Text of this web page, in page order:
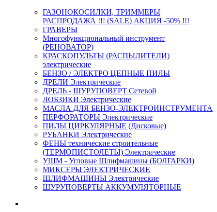
ГАЗОНОКОСИЛКИ, ТРИММЕРЫ
РАСПРОДАЖА !!! (SALE) АКЦИЯ -50% !!!
ГРАВЕРЫ
Многофункциональный инструмент
(РЕНОВАТОР)
КРАСКОПУЛЬТЫ (РАСПЫЛИТЕЛИ)
электрические
БЕНЗО / ЭЛЕКТРО ЦЕПНЫЕ ПИЛЫ
ДРЕЛИ Электрические
ДРЕЛЬ - ШУРУПОВЕРТ Сетевой
ЛОБЗИКИ Электрические
МАСЛА ДЛЯ БЕНЗО-ЭЛЕКТРОИНСТРУМЕНТА
ПЕРФОРАТОРЫ Электрические
ПИЛЫ ЦИРКУЛЯРНЫЕ (Дисковые)
РУБАНКИ Электрические
ФЕНЫ технические строительные
(ТЕРМОПИСТОЛЕТЫ) Электрические
УШМ - Угловые Шлифмашины (БОЛГАРКИ)
МИКСЕРЫ ЭЛЕКТРИЧЕСКИЕ
ШЛИФМАШИНЫ Электрические
ШУРУПОВЕРТЫ АККУМУЛЯТОРНЫЕ